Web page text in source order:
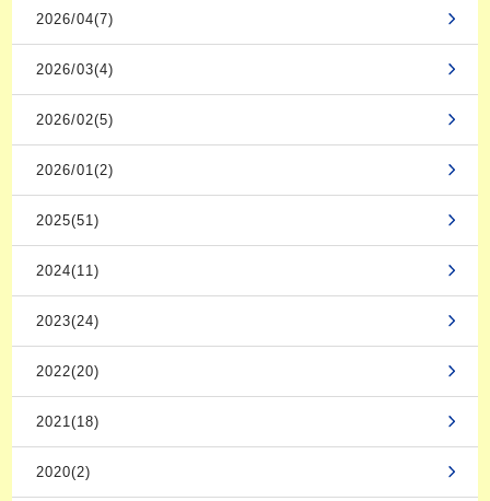
2026/04(7)
2026/03(4)
2026/02(5)
2026/01(2)
2025(51)
2024(11)
2023(24)
2022(20)
2021(18)
2020(2)